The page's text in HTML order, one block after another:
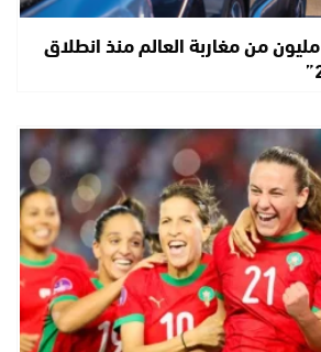
دخول أزيد من 2,7 مليون من مغاربة العالم منذ انطلاق